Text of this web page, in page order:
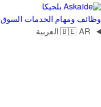
بلجيكا
وظائف ومهام الخدمات السوق
🇧🇪 AR العربية